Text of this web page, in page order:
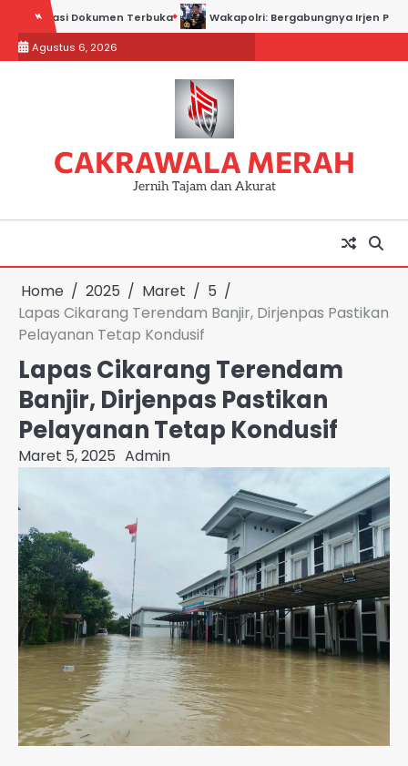
content
Dokumen Terbuka Wakapolri: Bergabungnya Irjen Pol. Susilo
Agustus 6, 2026
CAKRAWALA MERAH
Jernih Tajam dan Akurat
Home 2025 Maret
5
Lapas Cikarang Terendam Banjir, Dirjenpas Pastikan
Pelayanan Tetap Kondusif
Lapas Cikarang Terendam
Banjir, Dirjenpas Pastikan
Pelayanan Tetap Kondusif
Maret 5, 2025 Admin